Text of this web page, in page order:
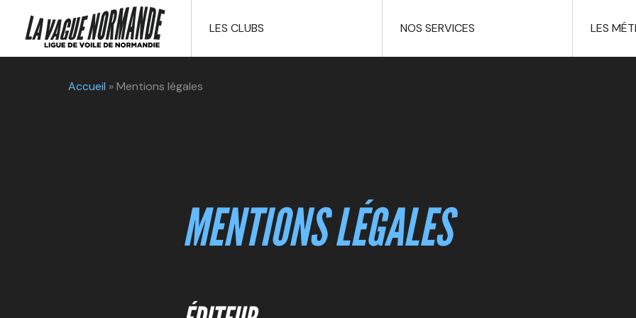
LES CLUBS NOS SERVICES LES
Accueil »Mentions légales
MENTIONS LÉGALES